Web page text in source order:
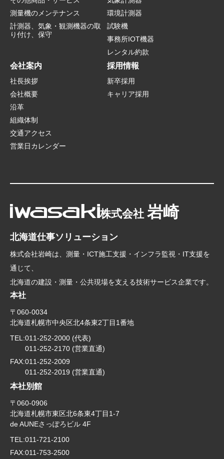
測量機のメンテナンス
計測器、気象・観測機器の取
り付け、保守
環境計測器
試験機
事務所IOT機器
レンタル約款
会社案内
社長挨拶
会社概要
沿革
組織体制
交通アクセス
営業日カレンダー
採用情報
新卒採用
キャリア採用
株式会社 岩崎
北海道仕事ソリューション
株式会社岩崎は、測量・ICT施工支援・インフラ監視・IT支援を
通じて、
北海道の建設・測量・公共現場を支える技術サービス企業です。
本社
〒060-0034
北海道札幌市中央区北4条東2丁目1番地
TEL:011-252-2000 (代表)
011-252-2170 (営業直通)
FAX:011-252-2009
011-252-2019 (営業直通)
本社別館
〒060-0906
北海道札幌市東区北6条東4丁目1-7
de AUNEさっぽろビル 4F
TEL:011-721-2100
FAX:011-753-2500